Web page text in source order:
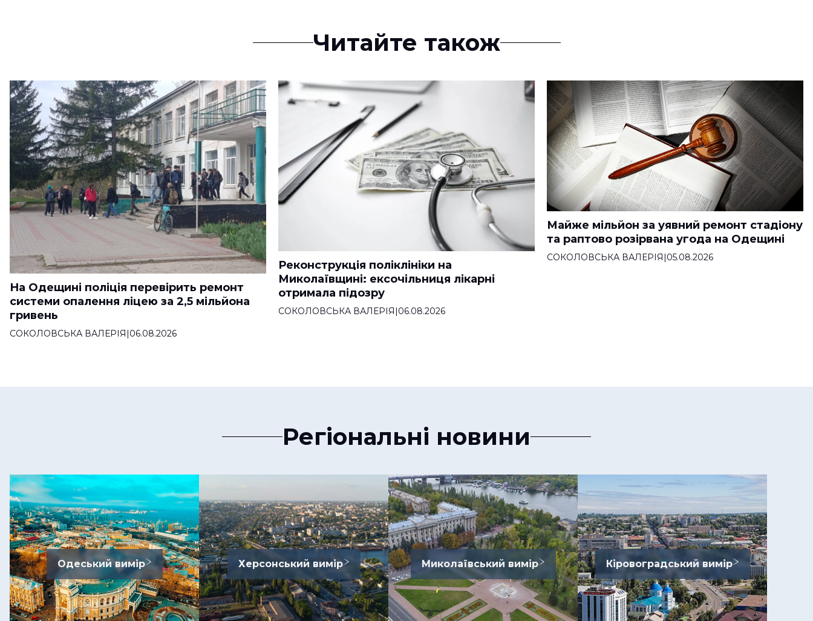
Читайте також
На Одещині поліція перевірить ремонт
системи опалення ліцею за 2,5 мільйона
гривень
СОКОЛОВСЬКА ВАЛЕРІЯ|06.08.2026
Реконструкція поліклініки на
Миколаївщині: ексочільниця лікарні
отримала підозру
СОКОЛОВСЬКА ВАЛЕРІЯ|06.08.2026
Майже мільйон за уявний ремонт стадіону
та раптово розірвана угода на Одещині
СОКОЛОВСЬКА ВАЛЕРІЯ|05.08.2026
Регіональні новини
Одеський вимір Херсонський вимір Миколаївський вимір Кіровоградський вимір